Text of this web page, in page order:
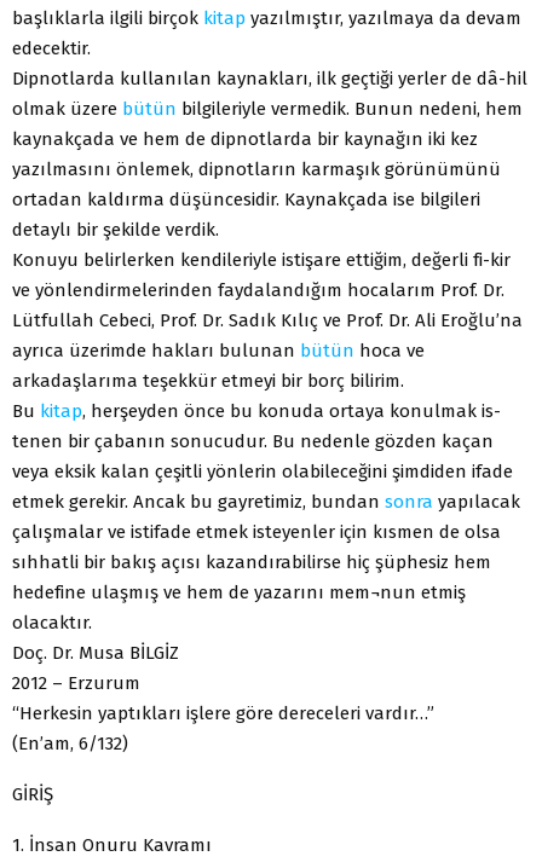
başlıklarla ilgili birçok kitap yazılmıştır, yazılmaya da devam
edecektir.
Dipnotlarda kullanılan kaynakları, ilk geçtiği yerler de dâ-hil
olmak üzere bütün bilgileriyle vermedik. Bunun nedeni, hem
kaynakçada ve hem de dipnotlarda bir kaynağın iki kez
yazılmasını önlemek, dipnotların karmaşık görünümünü
ortadan kaldırma düşüncesidir. Kaynakçada ise bilgileri
detaylı bir şekilde verdik.
Konuyu belirlerken kendileriyle istişare ettiğim, değerli fi-kir
ve yönlendirmelerinden faydalandığım hocalarım Prof. Dr.
Lütfullah Cebeci, Prof. Dr. Sadık Kılıç ve Prof. Dr. Ali Eroğlu’na
ayrıca üzerimde hakları bulunan bütün hoca ve
arkadaşlarıma teşekkür etmeyi bir borç bilirim.
Bu kitap, herşeyden önce bu konuda ortaya konulmak is-
tenen bir çabanın sonucudur. Bu nedenle gözden kaçan
veya eksik kalan çeşitli yönlerin olabileceğini şimdiden ifade
etmek gerekir. Ancak bu gayretimiz, bundan sonra yapılacak
çalışmalar ve istifade etmek isteyenler için kısmen de olsa
sıhhatli bir bakış açısı kazandırabilirse hiç şüphesiz hem
hedefine ulaşmış ve hem de yazarını mem¬nun etmiş
olacaktır.
Doç. Dr. Musa BİLGİZ
2012 – Erzurum
“Herkesin yaptıkları işlere göre dereceleri vardır…”
(En’am, 6/132)
GİRİŞ
1. İnsan Onuru Kavramı